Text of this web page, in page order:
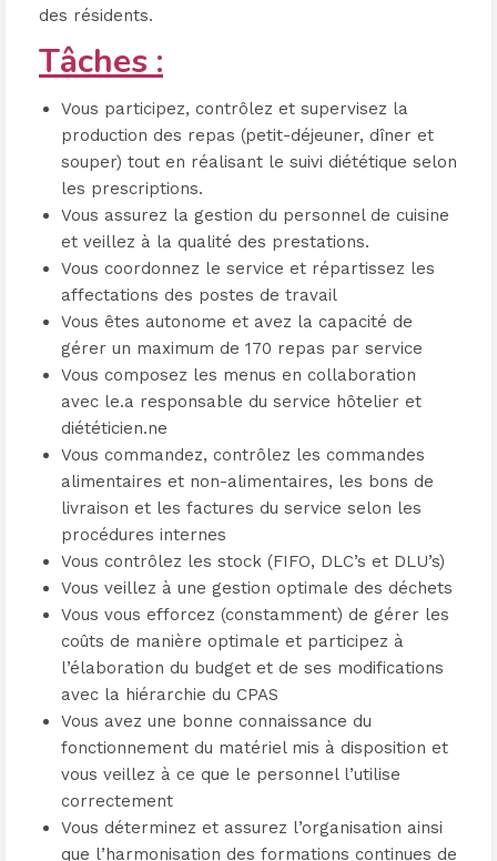
des résidents.
Tâches :
Vous participez, contrôlez et supervisez la
production des repas (petit-déjeuner, dîner et
souper) tout en réalisant le suivi diététique selon
les prescriptions.
Vous assurez la gestion du personnel de cuisine
et veillez à la qualité des prestations.
Vous coordonnez le service et répartissez les
affectations des postes de travail
Vous êtes autonome et avez la capacité de
gérer un maximum de 170 repas par service
Vous composez les menus en collaboration
avec le.a responsable du service hôtelier et
diététicien.ne
Vous commandez, contrôlez les commandes
alimentaires et non-alimentaires, les bons de
livraison et les factures du service selon les
procédures internes
Vous contrôlez les stock (FIFO, DLC’s et DLU’s)
Vous veillez à une gestion optimale des déchets
Vous vous efforcez (constamment) de gérer les
coûts de manière optimale et participez à
l’élaboration du budget et de ses modifications
avec la hiérarchie du CPAS
Vous avez une bonne connaissance du
fonctionnement du matériel mis à disposition et
vous veillez à ce que le personnel l’utilise
correctement
Vous déterminez et assurez l’organisation ainsi
que l’harmonisation des formations continues de